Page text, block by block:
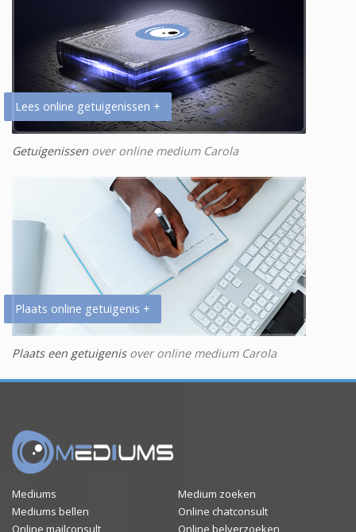
Lees online getuigenissen +
Getuigenissen over online medium Carola
Plaats online getuigenis +
Plaats een getuigenisover online medium Carola
Mediums
Medium zoeken
Mediums bellen
Online chatconsult
Online mailconsult
Online belverzoeken